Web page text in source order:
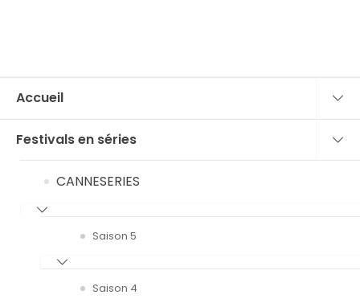
Accueil
Festivals en séries
CANNESERIES
Saison 5
Saison 4